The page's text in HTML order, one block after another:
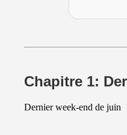
Chapitre 1:
Dernier week-end de juin